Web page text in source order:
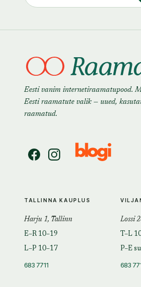
Eesti vanim internetiraamatupood.
Eesti raamatute valik — uued,
raamatud.
TALLINNA KAUPLUS
Harju 1, Tallinn
E–R 10–19
L–P 10–17
683 7711
Lossi
T–L
P–E
683